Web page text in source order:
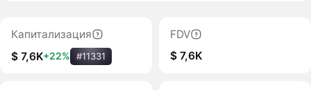
Капитализация
$ 7,6K+22% #11331
FDV
$ 7,6K